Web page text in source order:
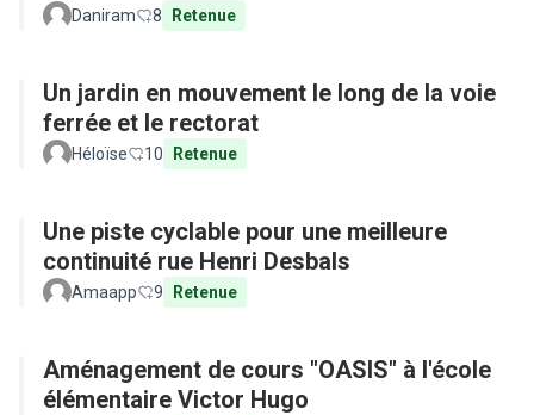
Daniram 8 Retenue
Un jardin en mouvement le long de la voie
ferrée et le rectorat
Héloïse 10 Retenue
Une piste cyclable pour une meilleure
continuité rue Henri Desbals
Amaapp 9 Retenue
Aménagement de cours "OASIS" à l'école
élémentaire Victor Hugo